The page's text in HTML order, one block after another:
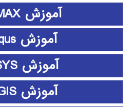
آموزش 3D MAX
آموزش abaqus
آموزش ANSYS
آموزش ArcGIS